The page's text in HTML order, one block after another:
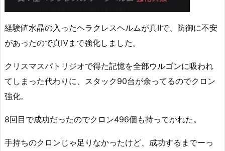
経験値水晶の入ったヘラクレスヘルムが真Ⅱで、防御に不安
があったので真Ⅳまで強化しました。
クリスマスパトリジオで得た記憶を全部ウルゴンに吸われ
てしまった代わりに、スタック90台が余ってるのでクロン
強化。
8回目で成功だったのでクロン496個も持ってかれた。
手持ちのクロンじゃ足りなかったけど、成功するまでーっ